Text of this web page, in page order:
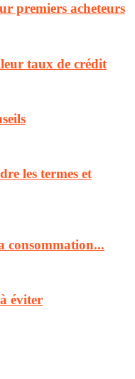
premiers acheteurs
taux de crédit
les termes et
consommation...
éviter